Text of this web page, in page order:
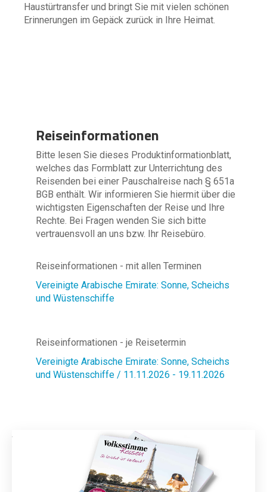
Haustürtransfer und bringt Sie mit vielen schönen
Erinnerungen im Gepäck zurück in Ihre Heimat.
Reiseinformationen
Bitte lesen Sie dieses Produktinformationblatt,
welches das Formblatt zur Unterrichtung des
Reisenden bei einer Pauschalreise nach § 651a
BGB enthält. Wir informieren Sie hiermit über die
wichtigsten Eigenschaften der Reise und Ihre
Rechte. Bei Fragen wenden Sie sich bitte
vertrauensvoll an uns bzw. Ihr Reisebüro.
Reiseinformationen - mit allen Terminen
Vereinigte Arabische Emirate: Sonne, Scheichs
und Wüstenschiffe
Reiseinformationen - je Reisetermin
Vereinigte Arabische Emirate: Sonne, Scheichs
und Wüstenschiffe / 11.11.2026 - 19.11.2026